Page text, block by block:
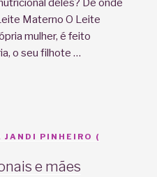
deles? De onde
Materno O Leite
mulher, é feito
o seu filhote …
JANDI PINHEIRO (
e mães